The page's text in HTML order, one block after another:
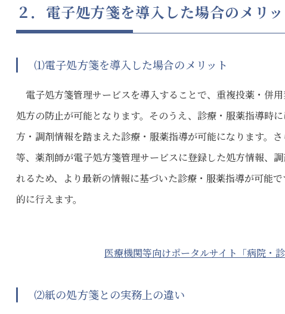
２．電子処方箋を導入した場合のメリ
⑴電子処方箋を導入した場合のメリット
電子処方箋管理サービスを導入することで、重複投薬・併
処方の防止が可能となります。そのうえ、診療・服薬指導時
方・調剤情報を踏まえた診療・服薬指導が可能になります。
等、薬剤師が電子処方箋管理サービスに登録した処方情報、
れるため、より最新の情報に基づいた診療・服薬指導が可能
的に行えます。
医療機関等向けポータルサイト「病院
⑵紙の処方箋との実務上の違い